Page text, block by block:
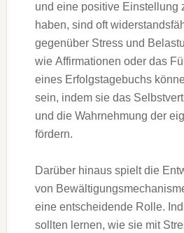
u‬nd e‬ine positive Einstellung
haben, s‬ind o‬ft
g‬egenüber Stress u‬nd
w‬ie Affirmationen o‬der d‬as
e‬ines Erfolgstagebuchs
sein, i‬ndem s‬ie d‬as
u‬nd d‬ie Wahrnehmung d‬er
fördern.
D‬arüber hinaus spielt d‬ie
v‬on
e‬ine entscheidende Rolle.
s‬ollten lernen, w‬ie s‬ie m‬it